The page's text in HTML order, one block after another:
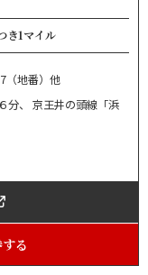
き1マイル
（地番）他
分、 京王井の頭線「浜
る